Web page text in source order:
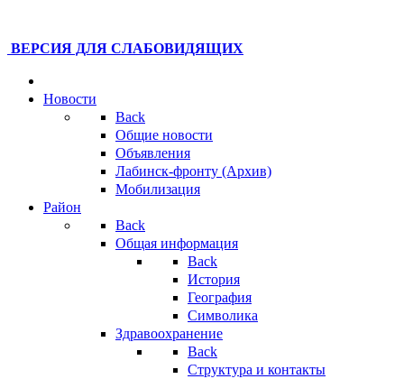
ВЕРСИЯ ДЛЯ СЛАБОВИДЯЩИХ
Новости
Back
Общие новости
Объявления
Лабинск-фронту (Архив)
Мобилизация
Район
Back
Общая информация
Back
История
География
Символика
Здравоохранение
Back
Структура и контакты